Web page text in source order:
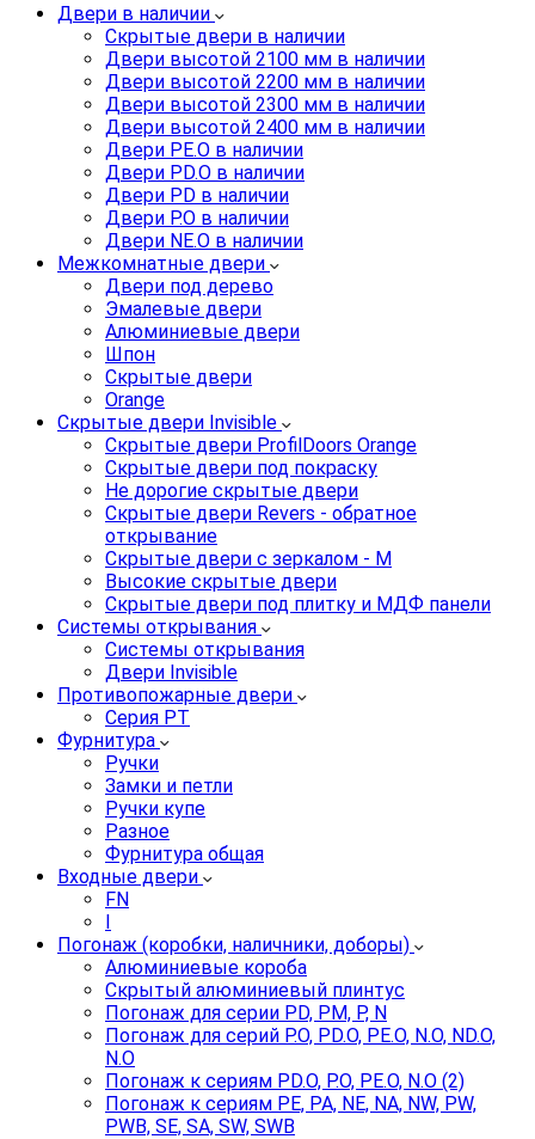
Двери в наличии
Скрытые двери в наличии
Двери высотой 2100 мм в наличии
Двери высотой 2200 мм в наличии
Двери высотой 2300 мм в наличии
Двери высотой 2400 мм в наличии
Двери PE.O в наличии
Двери PD.O в наличии
Двери PD в наличии
Двери P.O в наличии
Двери NE.O в наличии
Межкомнатные двери
Двери под дерево
Эмалевые двери
Алюминиевые двери
Шпон
Скрытые двери
Orange
Скрытые двери Invisible
Скрытые двери ProfilDoors Orange
Скрытые двери под покраску
Не дорогие скрытые двери
Скрытые двери Revers - обратное
открывание
Скрытые двери с зеркалом - M
Высокие скрытые двери
Скрытые двери под плитку и МДФ панели
Системы открывания
Системы открывания
Двери Invisible
Противопожарные двери
Серия PT
Фурнитура
Ручки
Замки и петли
Ручки купе
Разное
Фурнитура общая
Входные двери
FN
I
Погонаж (коробки, наличники, доборы)
Алюминиевые короба
Скрытый алюминиевый плинтус
Погонаж для серии PD, PM, P, N
Погонаж для серий P.O, PD.O, PE.O, N.O, ND.O,
N.O
Погонаж к сериям PD.O, P.O, PE.O, N.O (2)
Погонаж к сериям PE, PA, NE, NA, NW, PW,
PWB, SE, SA, SW, SWB